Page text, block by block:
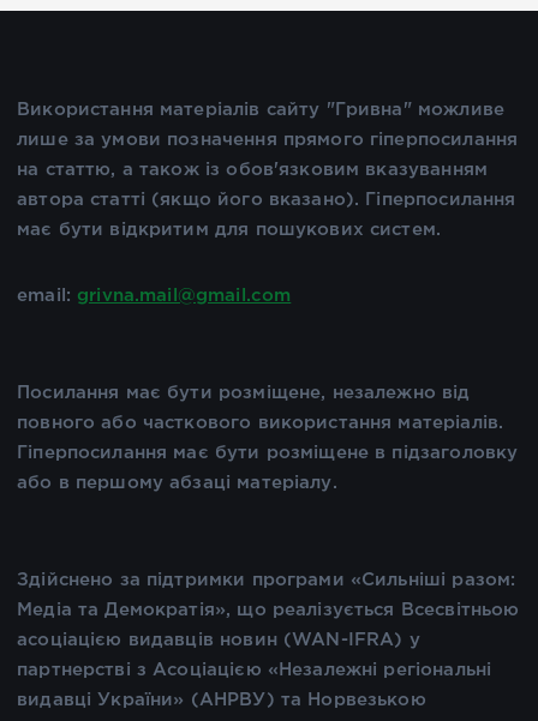
Використання матеріалів сайту "Гривна" можливе
лише за умови позначення прямого гіперпосилання
на статтю, а також із обов'язковим вказуванням
автора статті (якщо його вказано). Гіперпосилання
має бути відкритим для пошукових систем.
email: grivna.mail@gmail.com
Посилання має бути розміщене, незалежно від
повного або часткового використання матеріалів.
Гіперпосилання має бути розміщене в підзаголовку
або в першому абзаці матеріалу.
Здійснено за підтримки програми «Сильніші разом:
Медіа та Демократія», що реалізується Всесвітньою
асоціацією видавців новин (WAN-IFRA) у
партнерстві з Асоціацією «Незалежні регіональні
видавці України» (АНРВУ) та Норвезькою